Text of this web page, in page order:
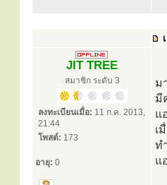
JIT TREE
สมาชิก ระดับ 3
ลงทะเบียนเมื่อ: 11 ก.ค. 2013,
21:44
โพสต์: 173
อายุ: 0
ม
มี
แ
เ
ท
แ